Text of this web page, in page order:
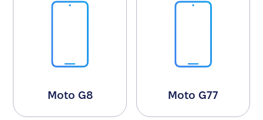
Moto G8 Moto G77